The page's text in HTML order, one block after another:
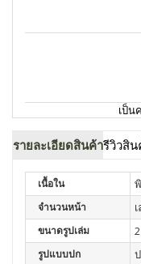
เป็
รายละเอียดสินค้ารีวิวสิน
เนื้อใน
จำนวนหน้า
ขนาดรูปเล่ม
รูปแบบปก